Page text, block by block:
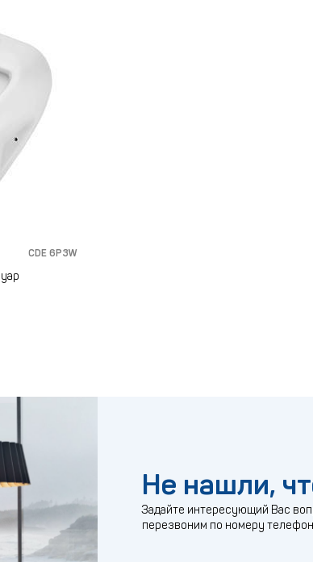
CDE 6P3W
Не нашли,
Задайте интересующий Вас
перезвоним по номеру